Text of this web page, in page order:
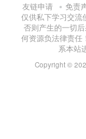
友链申请
免责
仅供私下学习交流
否则产生的一切
何资源负法律责任
系本站
Copyright ©